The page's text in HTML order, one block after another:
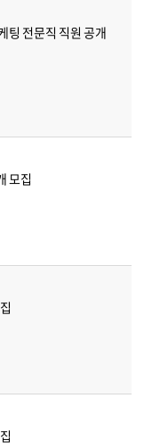
팅 전문직 직원 공개
모집